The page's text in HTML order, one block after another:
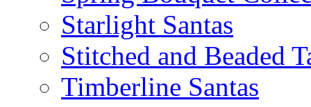
Starlight Santas
Stitched and Beaded
Timberline Santas